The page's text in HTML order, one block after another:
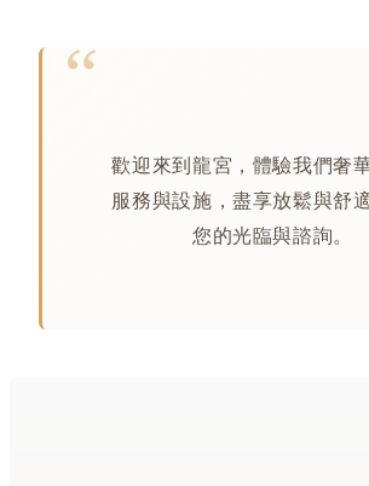
歡迎來到龍宮，體驗我們奢
服務與設施，盡享放鬆與舒
您的光臨與諮詢。